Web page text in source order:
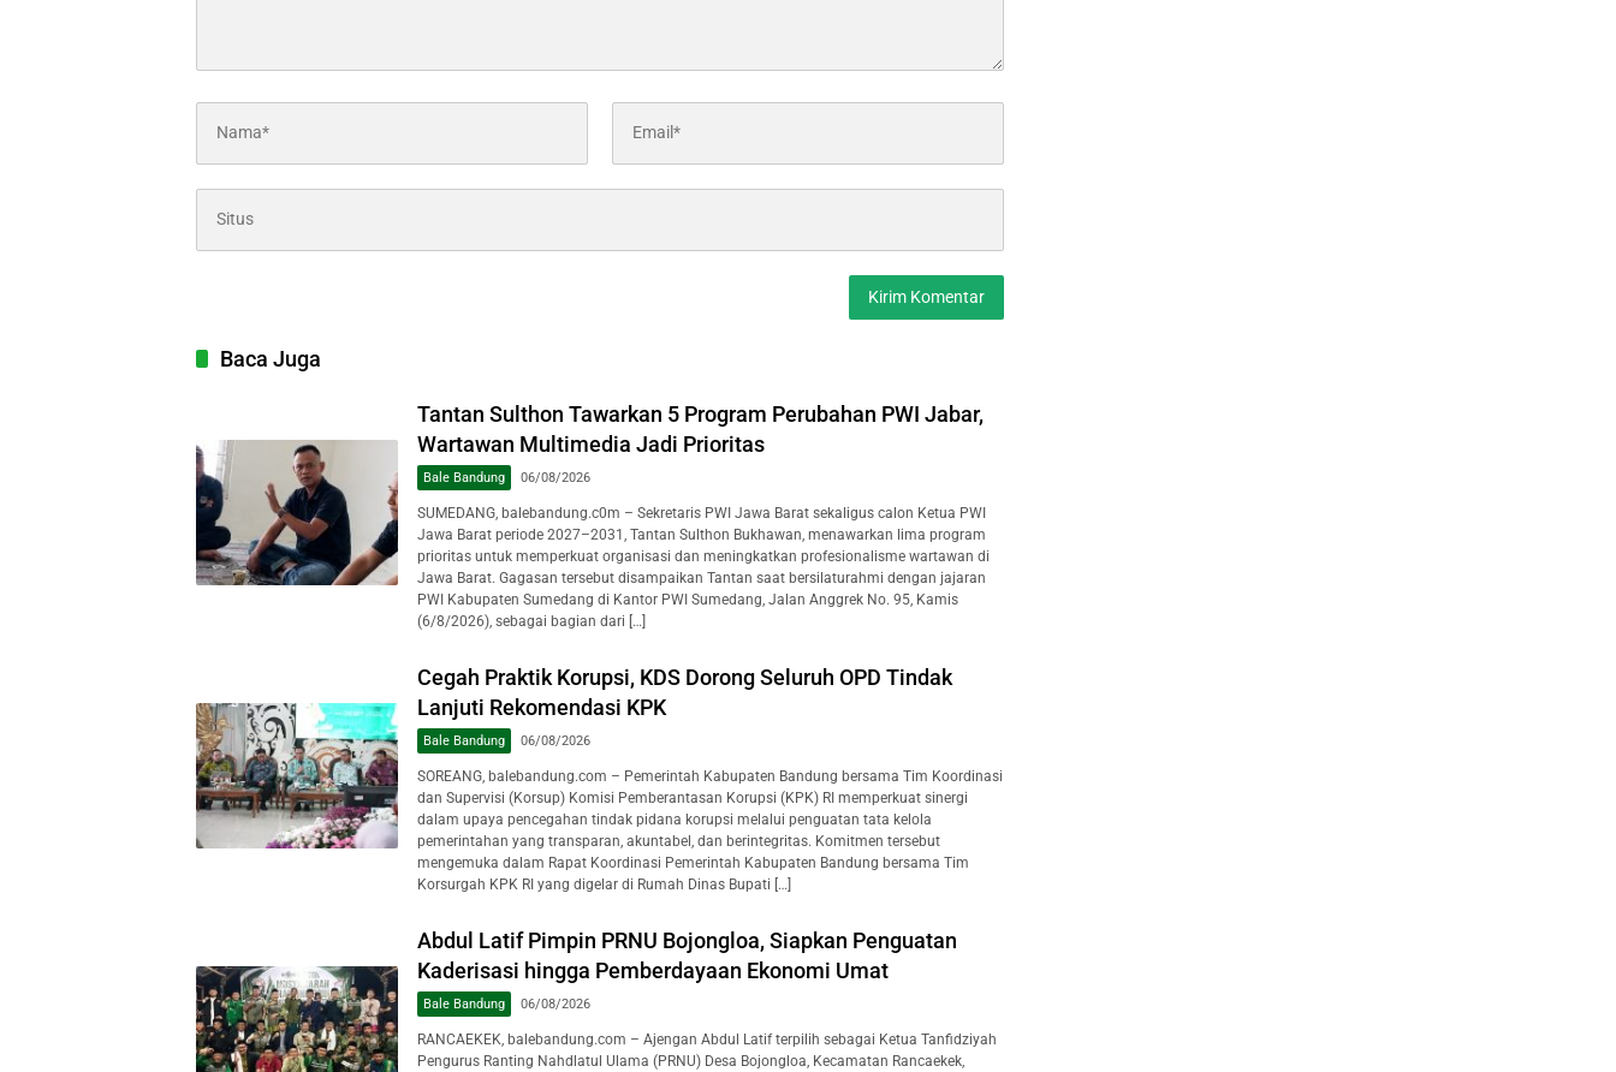
Baca Juga
Tantan Sulthon Tawarkan 5 Program Perubahan PWI Jabar,
Wartawan Multimedia Jadi Prioritas
Bale Bandung 06/08/2026
SUMEDANG, balebandung.c0m – Sekretaris PWI Jawa Barat sekaligus calon Ketua PWI
Jawa Barat periode 2027–2031, Tantan Sulthon Bukhawan, menawarkan lima program
prioritas untuk memperkuat organisasi dan meningkatkan profesionalisme wartawan di
Jawa Barat. Gagasan tersebut disampaikan Tantan saat bersilaturahmi dengan jajaran
PWI Kabupaten Sumedang di Kantor PWI Sumedang, Jalan Anggrek No. 95, Kamis
(6/8/2026), sebagai bagian dari […]
Cegah Praktik Korupsi, KDS Dorong Seluruh OPD Tindak
Lanjuti Rekomendasi KPK
Bale Bandung 06/08/2026
SOREANG, balebandung.com – Pemerintah Kabupaten Bandung bersama Tim Koordinasi
dan Supervisi (Korsup) Komisi Pemberantasan Korupsi (KPK) RI memperkuat sinergi
dalam upaya pencegahan tindak pidana korupsi melalui penguatan tata kelola
pemerintahan yang transparan, akuntabel, dan berintegritas. Komitmen tersebut
mengemuka dalam Rapat Koordinasi Pemerintah Kabupaten Bandung bersama Tim
Korsurgah KPK RI yang digelar di Rumah Dinas Bupati […]
Abdul Latif Pimpin PRNU Bojongloa, Siapkan Penguatan
Kaderisasi hingga Pemberdayaan Ekonomi Umat
Bale Bandung 06/08/2026
RANCAEKEK, balebandung.com – Ajengan Abdul Latif terpilih sebagai Ketua Tanfidziyah
Pengurus Ranting Nahdlatul Ulama (PRNU) Desa Bojongloa, Kecamatan Rancaekek,